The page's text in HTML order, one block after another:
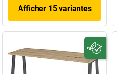
Afficher 15 variantes